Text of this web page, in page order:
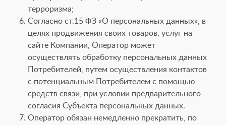
терроризма;
Согласно ст.15 ФЗ «О персональных данных», в
целях продвижения своих товаров, услуг на
сайте Компании, Оператор может
осуществлять обработку персональных данных
Потребителей, путем осуществления контактов
с потенциальным Потребителем с помощью
средств связи, при условии предварительного
согласия Субъекта персональных данных.
Оператор обязан немедленно прекратить, по